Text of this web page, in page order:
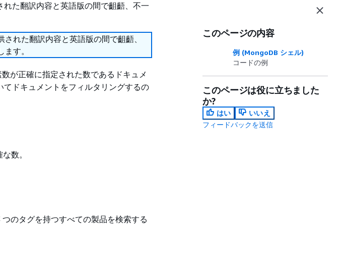
た翻訳内容と英語版の間で齟齬、不一
れた翻訳内容と英語版の間で齟齬、
す。
が正確に指定された数であるドキュメ
ドキュメントをフィルタリングするの
数。
のタグを持つすべての製品を検索する
このページの内容
例 (MongoDB シェル)
コードの例
このページは役に立ちました
か?
はい
いいえ
フィードバックを送信